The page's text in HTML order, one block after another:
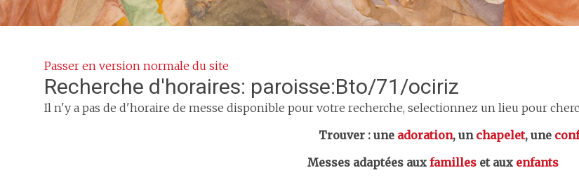
Passer en version normale du site
Recherche d'horaires: paroisse:Bto/71/ociriz
Il n'y a pas de d'horaire de messe disponible pour votre recherche, selectionnez un lieu pour
Trouver : une adoration, un chapelet, une
Messes adaptées aux familles et aux enfants